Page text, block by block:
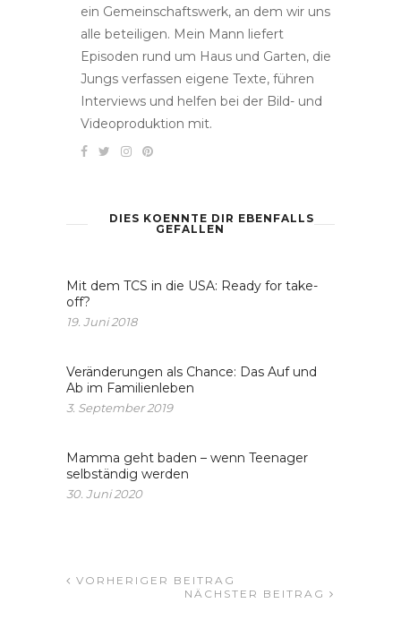
ein Gemeinschaftswerk, an dem wir uns
alle beteiligen. Mein Mann liefert
Episoden rund um Haus und Garten, die
Jungs verfassen eigene Texte, führen
Interviews und helfen bei der Bild- und
Videoproduktion mit.
DIES KOENNTE DIR EBENFALLS
GEFALLEN
Mit dem TCS in die USA: Ready for take-
off?
19. Juni 2018
Veränderungen als Chance: Das Auf und
Ab im Familienleben
3. September 2019
Mamma geht baden – wenn Teenager
selbständig werden
30. Juni 2020
VORHERIGER BEITRAG
NÄCHSTER BEITRAG